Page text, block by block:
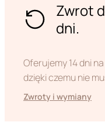
Zwrot
dni.
Oferujemy 14 dni
dzięki czemu nie
Zwroty i wymiany